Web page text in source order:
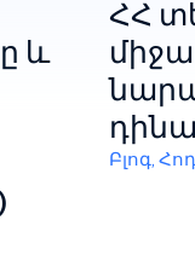
և
ՀՀ
Բլոգ,